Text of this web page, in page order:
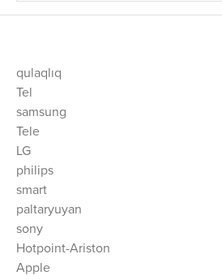
qulaqlıq
Tel
samsung
Tele
LG
philips
smart
paltaryuyan
sony
Hotpoint-Ariston
Apple